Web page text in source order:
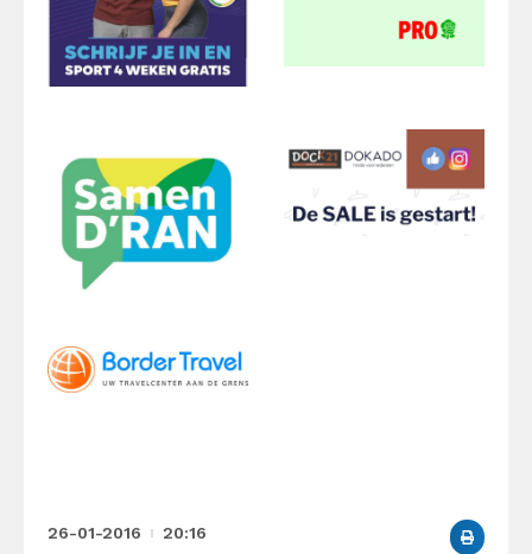
26-01-2016 20:16